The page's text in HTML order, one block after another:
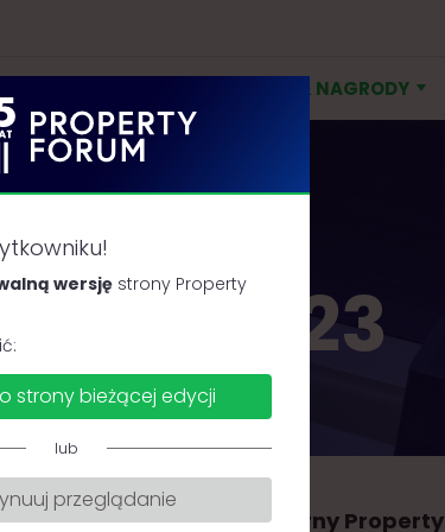
KONKURSY & NAGRODY
2023
na udział stacjonarny Property
wersję strony Property
strony bieżącej edycji
lub
przeglądanie